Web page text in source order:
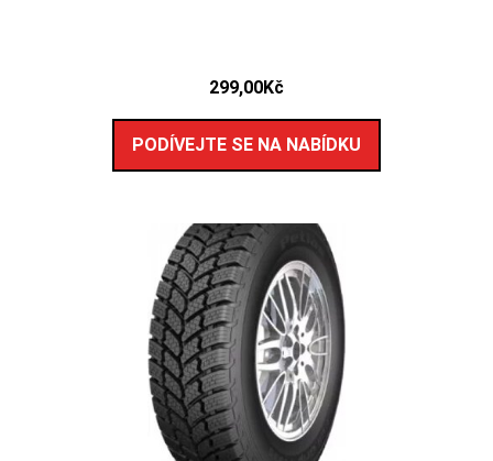
299,00Kč
PODÍVEJTE SE NA NABÍDKU